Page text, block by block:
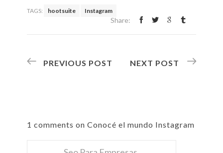
TAGS: hootsuite Instagram
Share:
PREVIOUS POST NEXT POST
1 comments on Conocé el mundo Instagram